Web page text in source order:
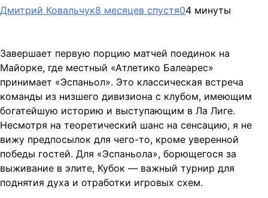
Дмитрий Ковальчук8 месяцев спустя04 минуты
Завершает первую порцию матчей поединок на
Майорке, где местный «Атлетико Балеарес»
принимает «Эспаньол». Это классическая встреча
команды из низшего дивизиона с клубом, имеющим
богатейшую историю и выступающим в Ла Лиге.
Несмотря на теоретический шанс на сенсацию, я не
вижу предпосылок для чего-то, кроме уверенной
победы гостей. Для «Эспаньола», борющегося за
выживание в элите, Кубок — важный турнир для
поднятия духа и отработки игровых схем.